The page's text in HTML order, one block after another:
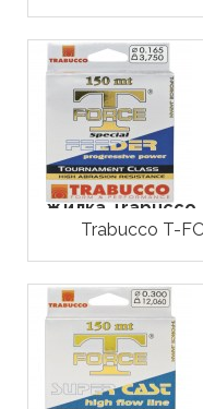
Жилка Trabucco
Trabucco T-